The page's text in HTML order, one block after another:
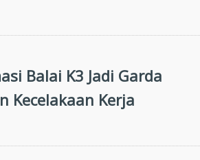
Balai K3 Jadi Garda
Kecelakaan Kerja